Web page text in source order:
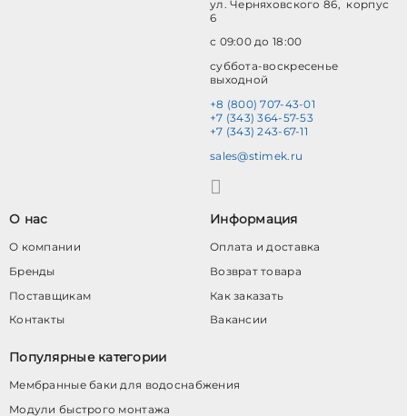
ул. Черняховского 86, корпус
6
с 09:00 до 18:00
суббота-воскресенье
выходной
+8 (800) 707-43-01
+7 (343) 364-57-53
+7 (343) 243-67-11
sales@stimek.ru
О нас
О компании
Бренды
Поставщикам
Контакты
Информация
Оплата и доставка
Возврат товара
Как заказать
Вакансии
Популярные категории
Мембранные баки для водоснабжения
Модули быстрого монтажа